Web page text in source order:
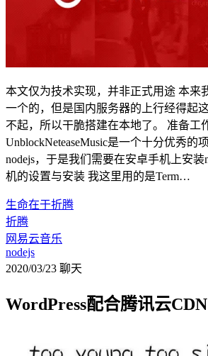
本文仅为技术实现，并非正式用途 本来
一个的，但是国内服务器的上行经得起
不起，所以干脆搭建在本地了。 准备工
UnblockNeteaseMusic是一个十分优秀的
nodejs，于是我们需要在安卓手机上安装
机的设置与安装 我这里用的是Term…
生命在于折腾
折腾
网易云音乐
nodejs
2020/03/23 聊天
WordPress配合腾讯云